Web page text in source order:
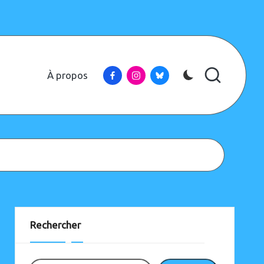
À propos FacebookInstagram
Bluesky
Rechercher
Instagram